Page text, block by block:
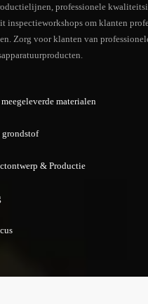
professionele
inspectieworkshops om klanten
Zorg voor klanten van